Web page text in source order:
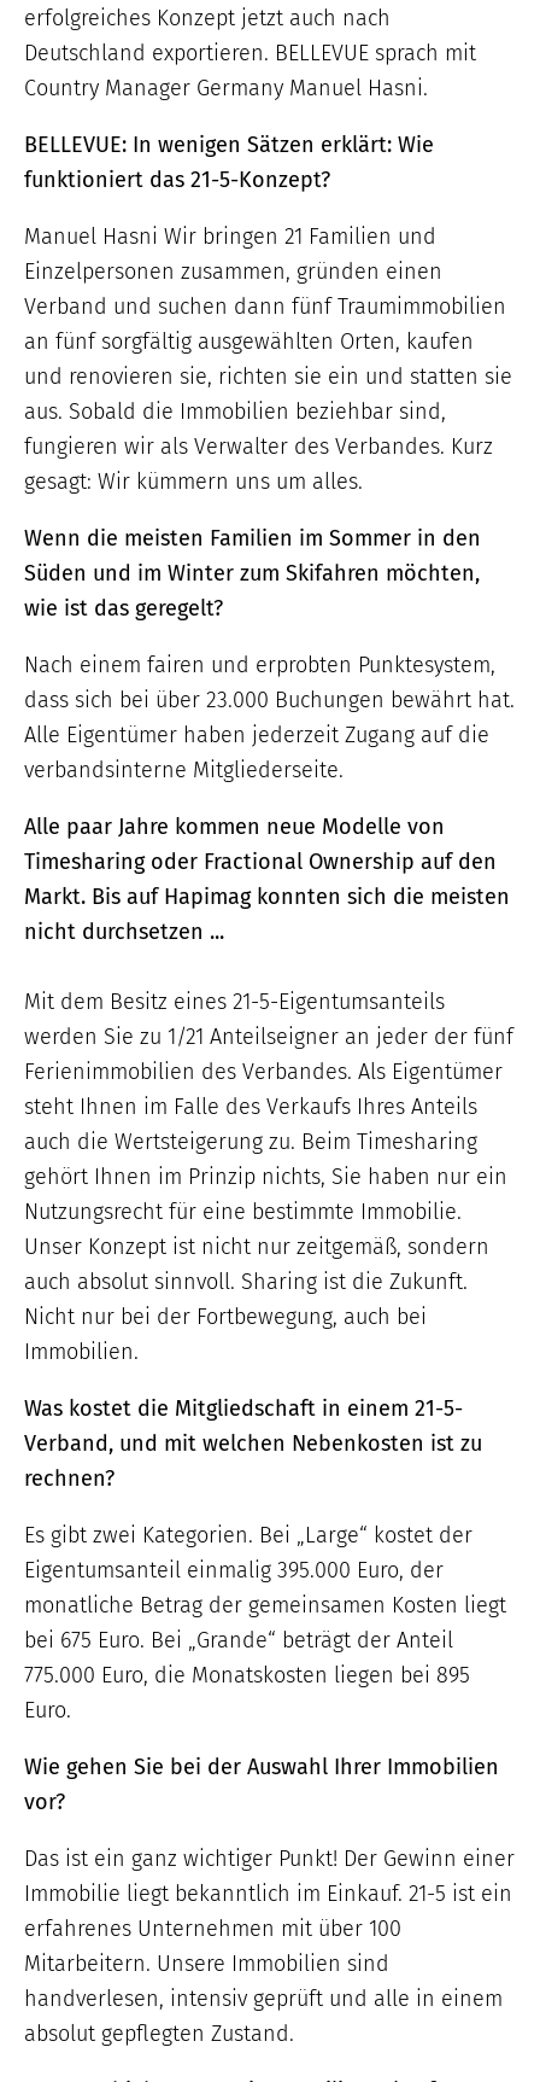
erfolgreiches Konzept jetzt auch nach
Deutschland exportieren. BELLEVUE sprach mit
Country Manager Germany Manuel Hasni.
BELLEVUE: In wenigen Sätzen erklärt: Wie
funktioniert das 21-5-Konzept?
Manuel Hasni Wir bringen 21 Familien und
Einzelpersonen zusammen, gründen einen
Verband und suchen dann fünf Traumimmobilien
an fünf sorgfältig ausgewählten Orten, kaufen
und renovieren sie, richten sie ein und statten sie
aus. Sobald die Immobilien beziehbar sind,
fungieren wir als Verwalter des Verbandes. Kurz
gesagt: Wir kümmern uns um alles.
Wenn die meisten Familien im Sommer in den
Süden und im Winter zum Skifahren möchten,
wie ist das geregelt?
Nach einem fairen und erprobten Punktesystem,
dass sich bei über 23.000 Buchungen bewährt hat.
Alle Eigentümer haben jederzeit Zugang auf die
verbandsinterne Mitgliederseite.
Alle paar Jahre kommen neue Modelle von
Timesharing oder Fractional Ownership auf den
Markt. Bis auf Hapimag konnten sich die meisten
nicht durchsetzen ...
Mit dem Besitz eines 21-5-Eigentumsanteils
werden Sie zu 1/21 Anteilseigner an jeder der fünf
Ferienimmobilien des Verbandes. Als Eigentümer
steht Ihnen im Falle des Verkaufs Ihres Anteils
auch die Wertsteigerung zu. Beim Timesharing
gehört Ihnen im Prinzip nichts, Sie haben nur ein
Nutzungsrecht für eine bestimmte Immobilie.
Unser Konzept ist nicht nur zeitgemäß, sondern
auch absolut sinnvoll. Sharing ist die Zukunft.
Nicht nur bei der Fortbewegung, auch bei
Immobilien.
Was kostet die Mitgliedschaft in einem 21-5-
Verband, und mit welchen Nebenkosten ist zu
rechnen?
Es gibt zwei Kategorien. Bei „Large“ kostet der
Eigentumsanteil einmalig 395.000 Euro, der
monatliche Betrag der gemeinsamen Kosten liegt
bei 675 Euro. Bei „Grande“ beträgt der Anteil
775.000 Euro, die Monatskosten liegen bei 895
Euro.
Wie gehen Sie bei der Auswahl Ihrer Immobilien
vor?
Das ist ein ganz wichtiger Punkt! Der Gewinn einer
Immobilie liegt bekanntlich im Einkauf. 21-5 ist ein
erfahrenes Unternehmen mit über 100
Mitarbeitern. Unsere Immobilien sind
handverlesen, intensiv geprüft und alle in einem
absolut gepflegten Zustand.